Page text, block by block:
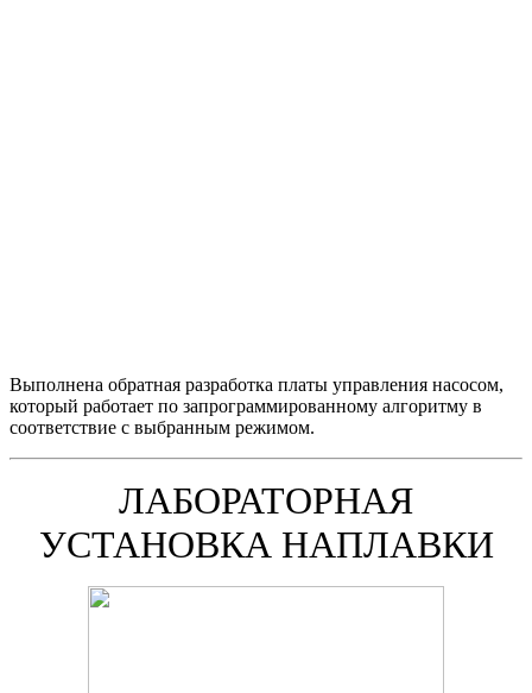
Выполнена обратная разработка платы управления насосом,
который работает по запрограммированному алгоритму в
соответствие с выбранным режимом.
ЛАБОРАТОРНАЯ
УСТАНОВКА НАПЛАВКИ